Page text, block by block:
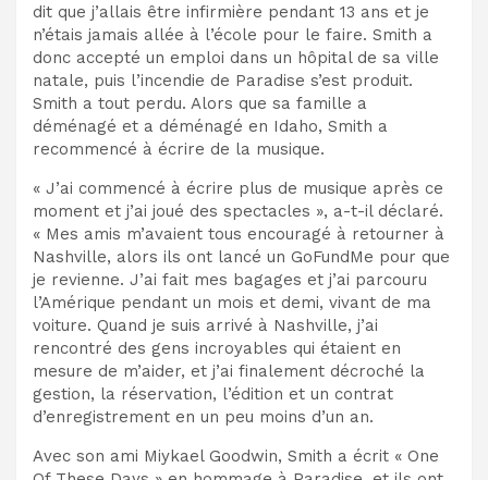
dit que j’allais être infirmière pendant 13 ans et je
n’étais jamais allée à l’école pour le faire. Smith a
donc accepté un emploi dans un hôpital de sa ville
natale, puis l’incendie de Paradise s’est produit.
Smith a tout perdu. Alors que sa famille a
déménagé et a déménagé en Idaho, Smith a
recommencé à écrire de la musique.
« J’ai commencé à écrire plus de musique après ce
moment et j’ai joué des spectacles », a-t-il déclaré.
« Mes amis m’avaient tous encouragé à retourner à
Nashville, alors ils ont lancé un GoFundMe pour que
je revienne. J’ai fait mes bagages et j’ai parcouru
l’Amérique pendant un mois et demi, vivant de ma
voiture. Quand je suis arrivé à Nashville, j’ai
rencontré des gens incroyables qui étaient en
mesure de m’aider, et j’ai finalement décroché la
gestion, la réservation, l’édition et un contrat
d’enregistrement en un peu moins d’un an.
Avec son ami Miykael Goodwin, Smith a écrit « One